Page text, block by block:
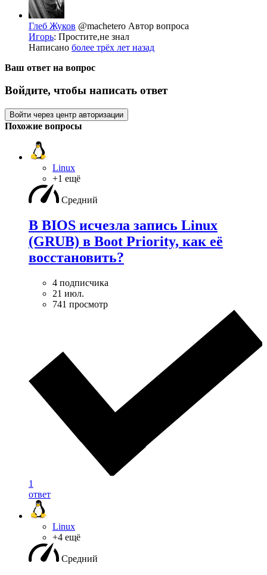
Глеб Жуков @machetero Автор вопроса
Игорь: Простите,не знал
Написано более трёх лет назад
Ваш ответ на вопрос
Войдите, чтобы написать ответ
Войти через центр авторизации
Похожие вопросы
Linux
+1 ещё
Средний
В BIOS исчезла запись Linux
(GRUB) в Boot Priority, как её
восстановить?
4 подписчика
21 июл.
741 просмотр
1
ответ
Linux
+4 ещё
Средний